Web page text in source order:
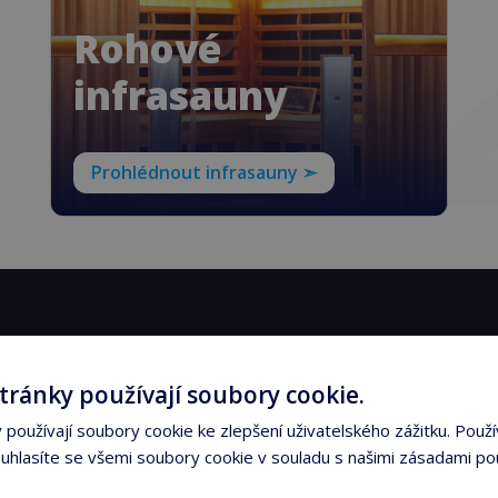
Rohové
infrasauny
Prohlédnout infrasauny ➣
– zážitek,
používají soubory cookie.
soubory cookie ke zlepšení uživatelského zážitku.
se všemi soubory cookie v souladu s našimi zásadami